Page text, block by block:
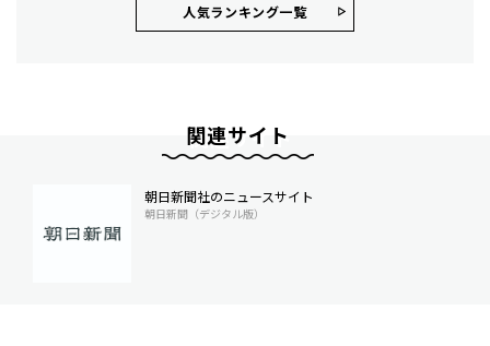
人気ランキング⼀覧
関連サイト
朝日新聞社のニュースサイト
朝日新聞（デジタル版）